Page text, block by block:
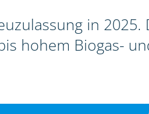
in
hohem Biogas-